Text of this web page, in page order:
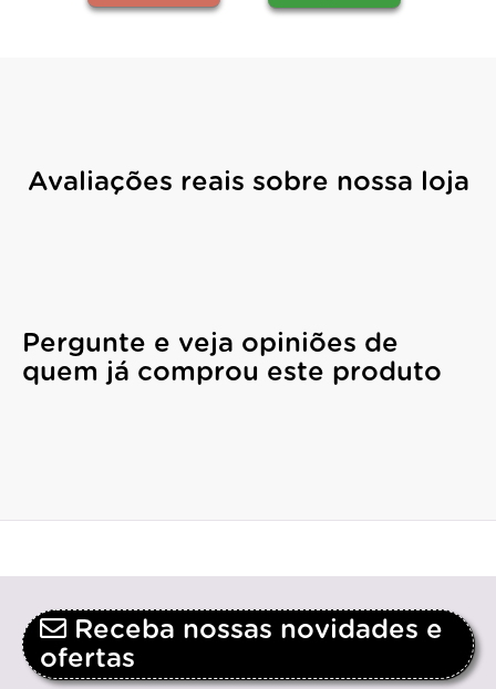
Avaliações reais sobre nossa loja
Pergunte e veja opiniões de
quem já comprou este produto
Receba nossas novidades e
ofertas